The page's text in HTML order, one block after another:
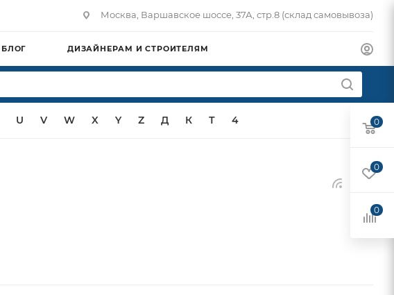
Москва, Варшавское шоссе, 37А, стр.8 (склад самовывоза)
БЛОГ ДИЗАЙНЕРАМ И СТРОИТЕЛЯМ
U V W X Y Z Д К Т 4 0
0
0